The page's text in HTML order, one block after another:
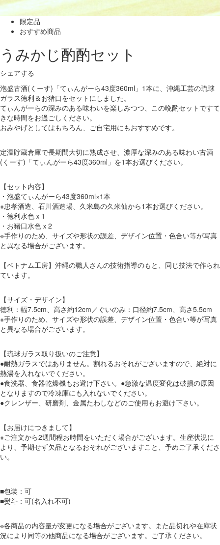
限定品
おすすめ商品
うみかじ酌酌セット
シェアする
泡盛古酒(くーす)「てぃんがーら43度360ml」1本に、沖縄工芸の琉球
ガラス徳利＆お猪口をセットにしました。
てぃんがーらの深みのある味わいを楽しみつつ、この晩酌セットですて
きな時間をお過ごしください。
おみやげとしてはもちろん、ご自宅用にもおすすめです。
定温貯蔵倉庫で長期間大切に熟成させ、濃厚な深みのある味わい古酒
(くーす)「てぃんがーら43度360ml」を1本お選びください。
【セット内容】
・泡盛てぃんがーら43度360ml×1本
※忠孝酒造、石川酒造場、久米島の久米仙から1本お選びください。
・徳利水色ｘ1
・お猪口水色ｘ2
※手作りのため、サイズや形状の誤差、デザイン位置・色合い等が写真
と異なる場合がございます。
【ベトナム工房】沖縄の職人さんの技術指導のもと、同じ技法で作られ
ています。
【サイズ・デザイン】
徳利：幅7.5cm、高さ約12cm／ぐいのみ：口径約7.5cm、高さ5.5cm
※手作りのため、サイズや形状の誤差、デザイン位置・色合い等が写真
と異なる場合がございます。
【琉球ガラス取り扱いのご注意】
●耐熱ガラスではありません。割れるおそれがございますので、絶対に
熱湯を入れないでください。
●食洗器、食器乾燥機もお避け下さい。●急激な温度変化は破損の原因
となりますので冷凍庫にも入れないでください。
●クレンザー、研磨剤、金属たわしなどのご使用もお避け下さい。
【お届けにつきまして】
※ご注文から2週間程お時間をいただく場合がございます。生産状況に
より、予期せず欠品となるおそれがございますこと、予めご了承くださ
い。
■包装：可
■熨斗：可(名入れ不可)
※各商品の内容量が変更になる場合がございます。また品切れや在庫状
況により同等の他商品になる場合がございます。ご了承ください。